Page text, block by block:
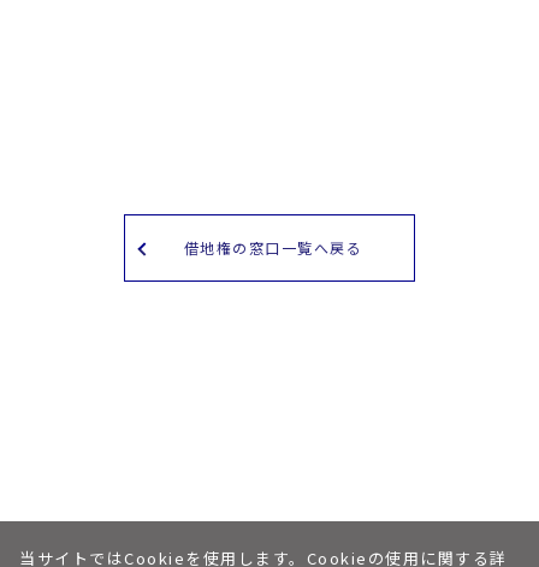
借地権の窓口一覧へ戻る
個人情報保護への取り組みについて 私たちについて
当サイトではCookieを使用します。Cookieの使用に関する詳